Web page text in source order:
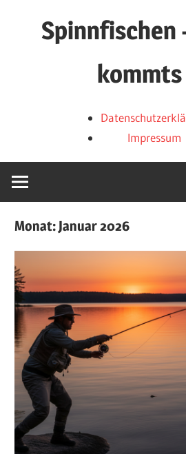
Spinnfischen
kommts
und
Spinnrollen
Impressum
Monat:Januar 2026